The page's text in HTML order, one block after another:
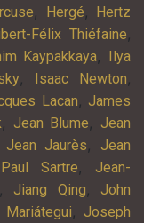
, Hergé,
Hertz
Félix Thiéfaine,
Kaypakkaya,
Ilya
, Isaac Newton,
Lacan, James
, Jean Blume, Jean
Jean Jaurès, Jean
Sartre, Jean-
, Jiang Qing, John
, Joseph